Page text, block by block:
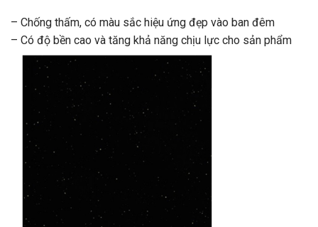
– Chống thấm, có màu sắc hiệu ứng đẹp vào ban đêm
– Có độ bền cao và tăng khả năng chịu lực cho sản phẩm